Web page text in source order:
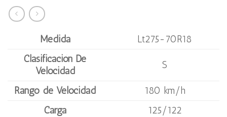
Medida
Lt275-70R18
Clasificación De
Velocidad
S
Rango de Velocidad
180 km/h
Carga
125/122